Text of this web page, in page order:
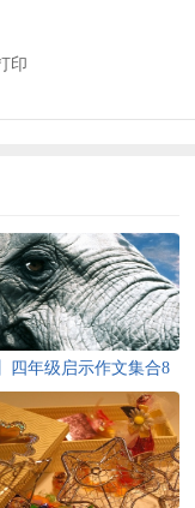
印
四年级启示作文集合8
篇